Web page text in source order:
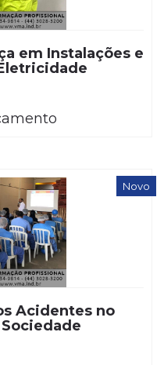
em Instalações e
Acidentes no
Novo